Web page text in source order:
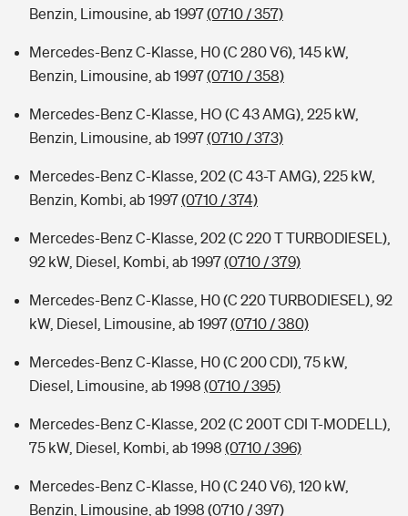
Benzin, Limousine, ab 1997(0710 / 357)
Mercedes-Benz C-Klasse, H0 (C 280 V6), 145 kW,
Benzin, Limousine, ab 1997(0710 / 358)
Mercedes-Benz C-Klasse, HO (C 43 AMG), 225 kW,
Benzin, Limousine, ab 1997(0710 / 373)
Mercedes-Benz C-Klasse, 202 (C 43-T AMG), 225 kW,
Benzin, Kombi, ab 1997(0710 / 374)
Mercedes-Benz C-Klasse, 202 (C 220 T TURBODIESEL),
92 kW, Diesel, Kombi, ab 1997(0710 / 379)
Mercedes-Benz C-Klasse, H0 (C 220 TURBODIESEL), 92
kW, Diesel, Limousine, ab 1997(0710 / 380)
Mercedes-Benz C-Klasse, H0 (C 200 CDI), 75 kW,
Diesel, Limousine, ab 1998 (0710 / 395)
Mercedes-Benz C-Klasse, 202 (C 200T CDI T-MODELL),
75 kW, Diesel, Kombi, ab 1998 (0710 / 396)
Mercedes-Benz C-Klasse, H0 (C 240 V6), 120 kW,
Benzin, Limousine, ab 1998 (0710 / 397)